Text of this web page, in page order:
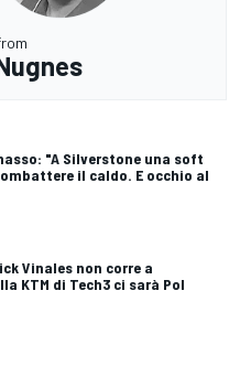
"A Silverstone una soft
il caldo. E occhio al
Vinales non corre a
KTM di Tech3 ci sarà Pol